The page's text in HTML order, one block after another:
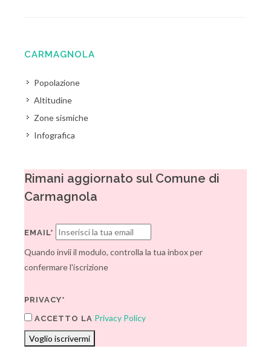
CARMAGNOLA
Popolazione
Altitudine
Zone sismiche
Infografica
Rimani aggiornato sul Comune di
Carmagnola
EMAIL*
Quando invii il modulo, controlla la tua inbox per
confermare l'iscrizione
PRIVACY*
ACCETTO LA Privacy Policy
Voglio iscrivermi